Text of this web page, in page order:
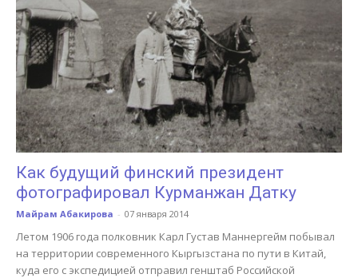
Как будущий финский президент
фотографировал Курманжан Датку
Майрам Абакирова - 07 января 2014
Летом 1906 года полковник Карл Густав Маннергейм побывал
на территории современного Кыргызстана по пути в Китай,
куда его с экспедицией отправил генштаб Российской